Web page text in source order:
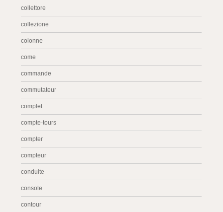
collettore
collezione
colonne
come
commande
commutateur
complet
compte-tours
compter
compteur
conduite
console
contour